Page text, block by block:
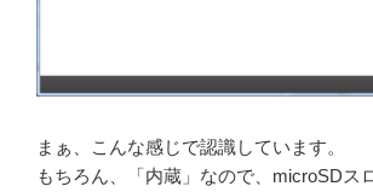
まぁ、こんな感じで認識しています。
もちろん、「内蔵」なので、microSDス